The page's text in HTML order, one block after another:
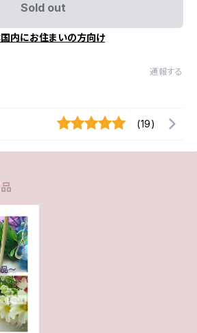
Sold out
内にお住まいの方向け
通報する
(19)